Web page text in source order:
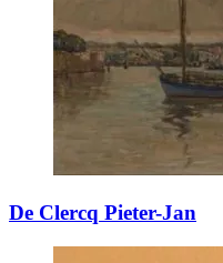
De Clercq Pieter-Jan